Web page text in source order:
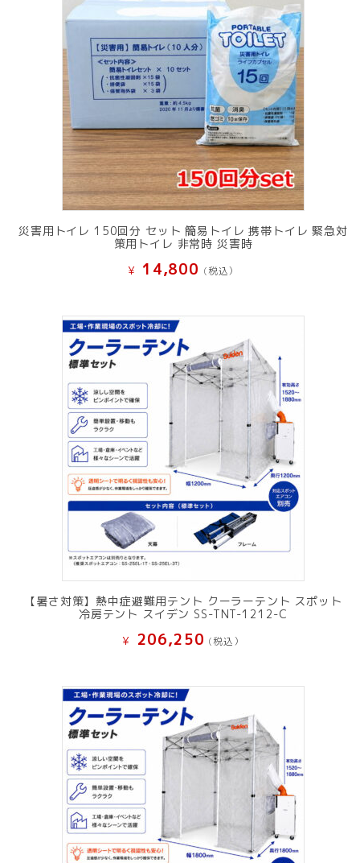
災害用トイレ 150回分 セット 簡易トイレ 携帯トイレ 緊急対
策用トイレ 非常時 災害時
¥ 14,800 (税込）
【暑さ対策】熱中症避難用テント クーラーテント スポット
冷房テント スイデン SS-TNT-1212-C
¥ 206,250 (税込）